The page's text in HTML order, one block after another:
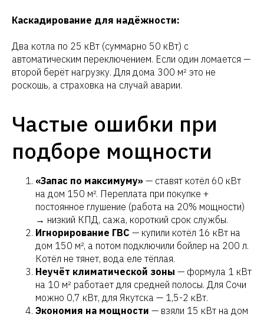
Каскадирование для надёжности:
Два котла по 25 кВт (суммарно 50 кВт) с
автоматическим переключением. Если один ломается —
второй берёт нагрузку. Для дома 300 м² это не
роскошь, а страховка на случай аварии.
Частые ошибки при
подборе мощности
«Запас по максимуму» — ставят котёл 60 кВт
на дом 150 м². Переплата при покупке +
постоянное глушение (работа на 20% мощности)
→ низкий КПД, сажа, короткий срок службы.
Игнорирование ГВС — купили котёл 16 кВт на
дом 150 м², а потом подключили бойлер на 200 л.
Котёл не тянет, вода еле тёплая.
Неучёт климатической зоны — формула 1 кВт
на 10 м² работает для средней полосы. Для Сочи
можно 0,7 кВт, для Якутска — 1,5-2 кВт.
Экономия на мощности — взяли 15 кВт на дом
Что Вы получите бесплатно после
Расчет необходимой мощности
Детальную блок-схему котла
Несколько технических предложений
Оптимальное расположение котла
КНР на вашем объекта
Подробную консультацию нашего
инженера